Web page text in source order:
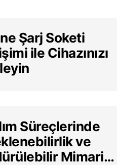
Şarj Soketi
ile Cihazınızı
Süreçlerinde
ve
Mimari